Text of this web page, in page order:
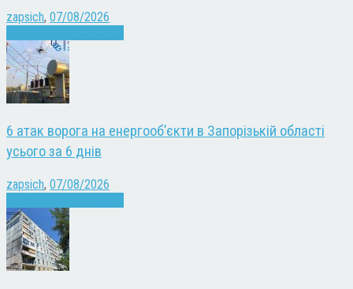
zapsich, 07/08/2026
6 атак ворога на енергооб’єкти в Запорізькій області
усього за 6 днів
zapsich, 07/08/2026